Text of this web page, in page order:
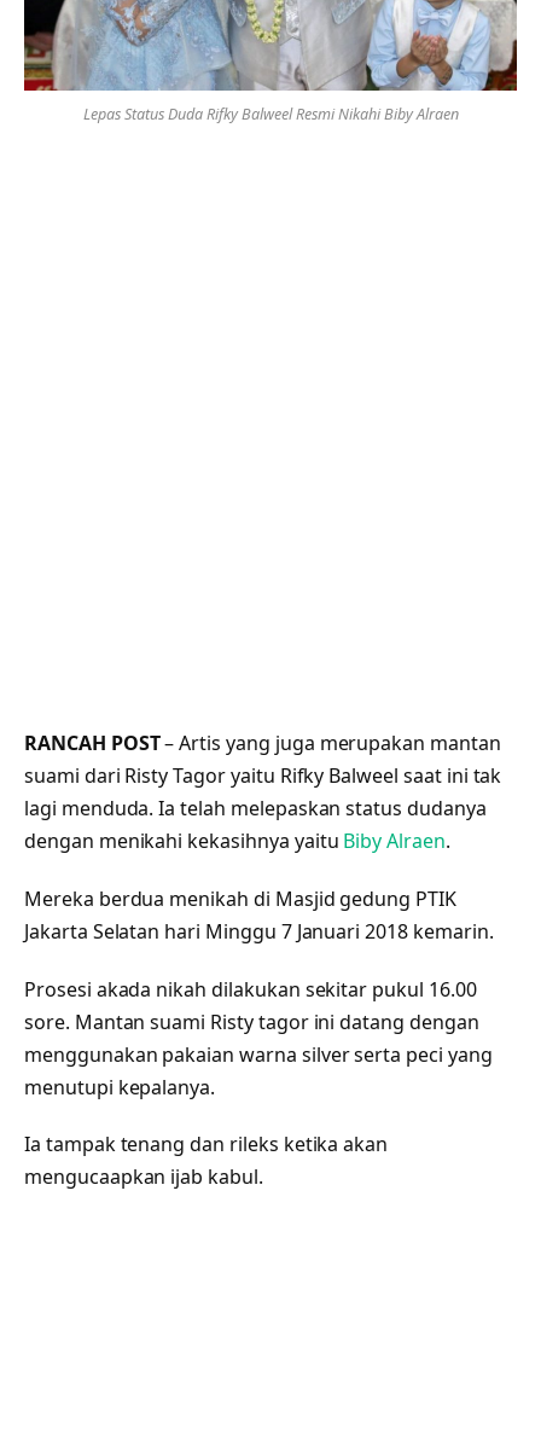
Lepas Status Duda Rifky Balweel Resmi Nikahi Biby Alraen
RANCAH POST– Artis yang juga merupakan mantan
suami dari Risty Tagor yaitu Rifky Balweel saat ini tak
lagi menduda. Ia telah melepaskan status dudanya
dengan menikahi kekasihnya yaitu Biby Alraen.
Mereka berdua menikah di Masjid gedung PTIK
Jakarta Selatan hari Minggu 7 Januari 2018 kemarin.
Prosesi akada nikah dilakukan sekitar pukul 16.00
sore. Mantan suami Risty tagor ini datang dengan
menggunakan pakaian warna silver serta peci yang
menutupi kepalanya.
Ia tampak tenang dan rileks ketika akan
mengucaapkan ijab kabul.